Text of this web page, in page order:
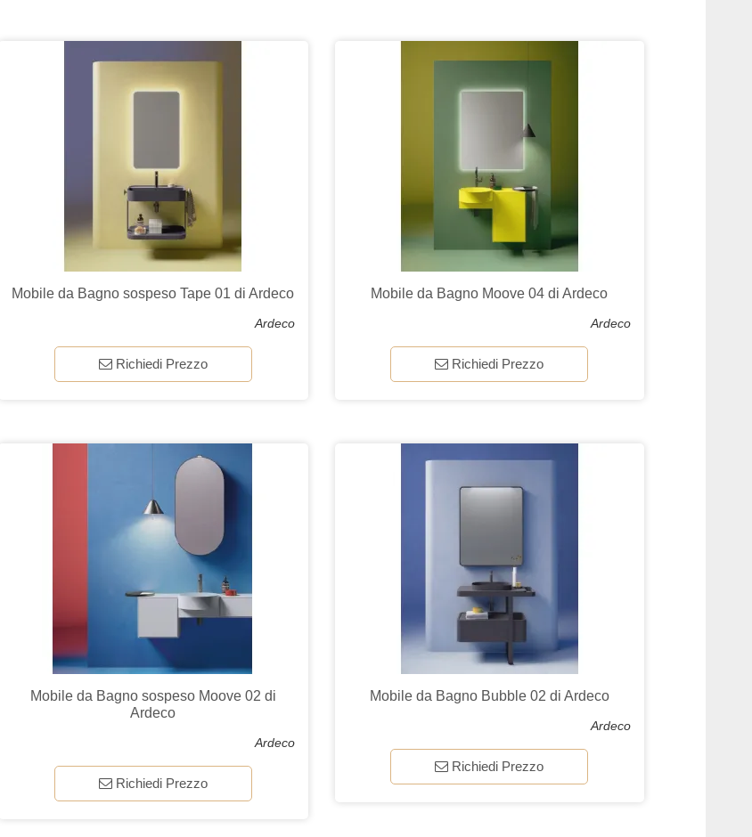
Mobile da Bagno sospeso Tape 01 di Ardeco
Ardeco
Richiedi Prezzo
Mobile da Bagno Moove 04 di Ardeco
Ardeco
Richiedi Prezzo
Mobile da Bagno sospeso Moove 02 di
Ardeco
Ardeco
Richiedi Prezzo
Mobile da Bagno Bubble 02 di Ardeco
Ardeco
Richiedi Prezzo